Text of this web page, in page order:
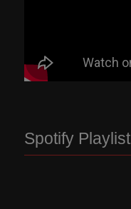
Spotify Playlist